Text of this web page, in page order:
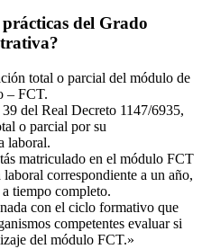
del Grado
total o parcial del módulo de
– FCT.
del Real Decreto 1147/6935,
o parcial por su
laboral.
matriculado en el módulo FCT
correspondiente a un año,
tiempo completo.
con el ciclo formativo que
competentes evaluar si
del módulo FCT.»